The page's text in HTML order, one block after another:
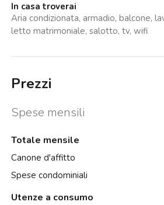
In casa troverai
Aria condizionata, armadio, balcone,
letto matrimoniale, salotto, tv, wifi
Prezzi
Spese mensili
Totale mensile
Canone d'affitto
Spese condominiali
Utenze a consumo